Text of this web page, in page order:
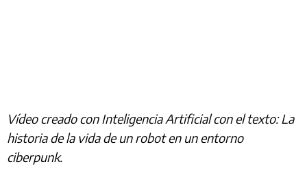
Vídeo creado con Inteligencia Artificial con el texto: La
historia de la vida de un robot en un entorno
ciberpunk.